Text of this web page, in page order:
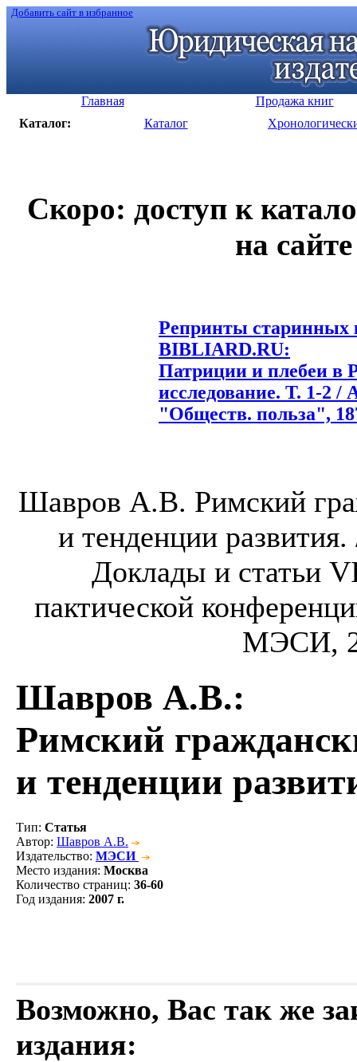
Добавить сайт в избранное
Главная
Продажа книг
Каталог:
Каталог
Скоро: доступ к
на
Репринты старинных
BIBLIARD.RU:
Патриции и плебеи в
исследование. Т. 1-2
"Обществ. польза",
Шавров А.В. Римский
и тенденции
Доклады и статьи
пактической
МЭСИ,
Шавров А.В.:
Римский
и тенденции
Тип: Статья
Автор: Шавров А.В.
Издательство: МЭСИ
Место издания: Москва
Количество страниц: 36-60
Год издания: 2007 г.
Возможно, Вас так же
издания: